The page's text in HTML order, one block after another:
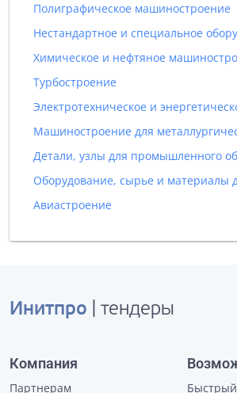
Полиграфическое машиностроение
Нестандартное и специальное
Химическое и нефтяное
Турбостроение
Машиностроение для
Детали, узлы для промышленного
Авиастроение
Инитпро | тендеры
Компания
Партнерам